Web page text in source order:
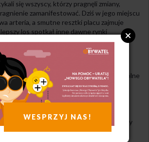
się wszyscy, którzy pragnęli zmiany,
zamanifestować. Dziś w jego miejscu
arteria, a smutne resztki placu zajmuje
los spotkał inne dawne rynki
Zielony czy Górny zostały oddane
którzy zabudowali je halami.
przestrzeni wspólnych. Nauczeni,
co niczyje, nie przejęliśmy się, gdy wspólne
Nie odczuliśmy straty, a ci nieliczni,
się z pełnymi politowania puknięciami
Rynku nie padł żaden kamień,
bronili nieliczni. Żadne z tych
protestu, iskrą, która wyzwoliłaby
WESPRZYJ NAS!